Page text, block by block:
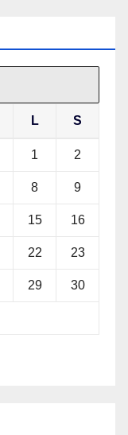
L S
1 2
8 9
15 16
22 23
29 30